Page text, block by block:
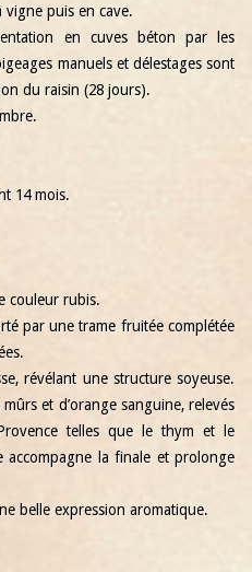
vigne puis en cave.
en cuves béton par les
manuels et délestages sont
du raisin (28 jours).
14 mois.
couleur rubis.
par une trame fruitée complétée
révélant une structure soyeuse.
et d’orange sanguine, relevés
telles que le thym et le
accompagne la finale et prolonge
belle expression aromatique.